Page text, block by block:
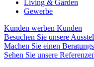
Living & Garden
Gewerbe
Kunden werben Kunden
Besuchen Sie unsere
Machen Sie einen
Sehen Sie unsere